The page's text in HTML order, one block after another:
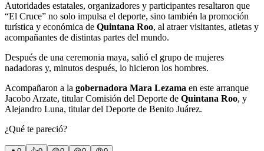
Autoridades estatales, organizadores y participantes resaltaron que
“El Cruce” no solo impulsa el deporte, sino también la promoción
turística y económica de Quintana Roo, al atraer visitantes, atletas y
acompañantes de distintas partes del mundo.
Después de una ceremonia maya, salió el grupo de mujeres
nadadoras y, minutos después, lo hicieron los hombres.
Acompañaron a la gobernadora Mara Lezama en este arranque
Jacobo Arzate, titular Comisión del Deporte de Quintana Roo, y
Alejandro Luna, titular del Deporte de Benito Juárez.
¿Qué te pareció?